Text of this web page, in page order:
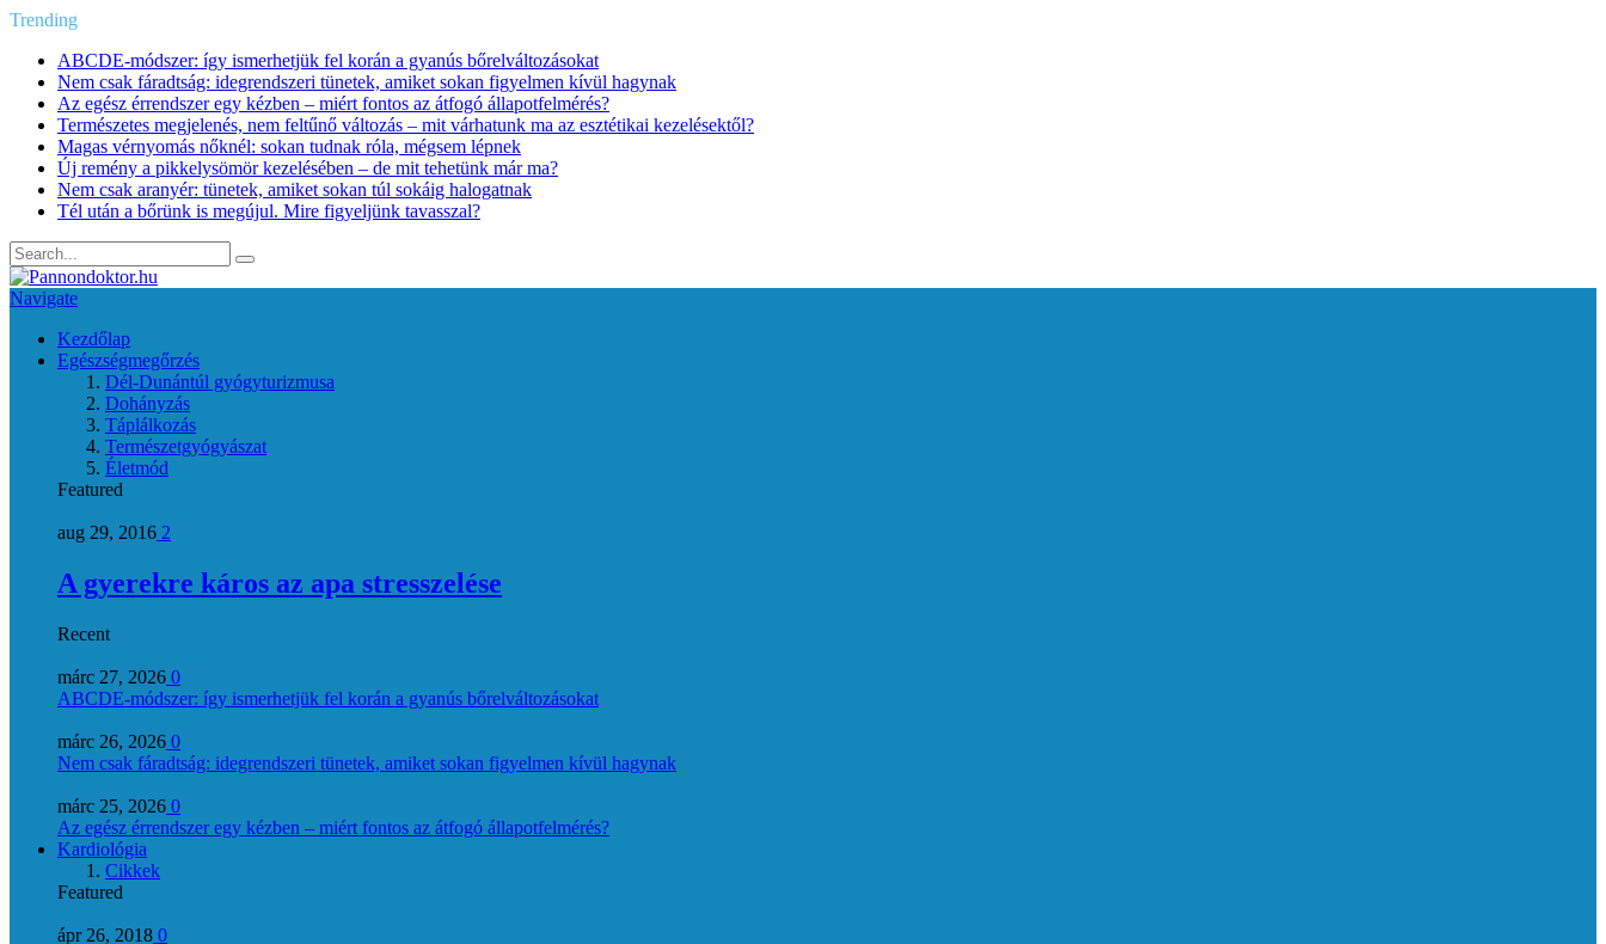
Trending
ABCDE‑módszer: így ismerhetjük fel korán a gyanús bőrelváltozásokat
Nem csak fáradtság: idegrendszeri tünetek, amiket sokan figyelmen kívül hagynak
Az egész érrendszer egy kézben – miért fontos az átfogó állapotfelmérés?
Természetes megjelenés, nem feltűnő változás – mit várhatunk ma az esztétikai kezelésektől?
Magas vérnyomás nőknél: sokan tudnak róla, mégsem lépnek
Új remény a pikkelysömör kezelésében – de mit tehetünk már ma?
Nem csak aranyér: tünetek, amiket sokan túl sokáig halogatnak
Tél után a bőrünk is megújul. Mire figyeljünk tavasszal?
Navigate
Kezdőlap
Egészségmegőrzés
Dél-Dunántúl gyógyturizmusa
Dohányzás
Táplálkozás
Természetgyógyászat
Életmód
Featured
aug 29, 2016 2
A gyerekre káros az apa stresszelése
Recent
márc 27, 2026 0
ABCDE‑módszer: így ismerhetjük fel korán a gyanús bőrelváltozásokat
márc 26, 2026 0
Nem csak fáradtság: idegrendszeri tünetek, amiket sokan figyelmen kívül hagynak
márc 25, 2026 0
Az egész érrendszer egy kézben – miért fontos az átfogó állapotfelmérés?
Kardiológia
Cikkek
Featured
ápr 26, 2018 0